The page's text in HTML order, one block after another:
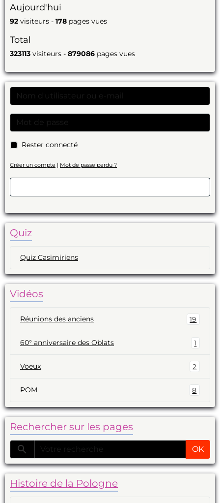
Aujourd'hui
92 visiteurs - 178 pages vues
Total
323113 visiteurs - 879086 pages vues
Rester connecté
Créer un compte | Mot de passe perdu ?
Quiz
Quiz Casimiriens
Vidéos
Réunions des anciens 19
60° anniversaire des Oblats 1
Voeux 2
POM 8
Rechercher sur les pages
OK
Histoire de la Pologne